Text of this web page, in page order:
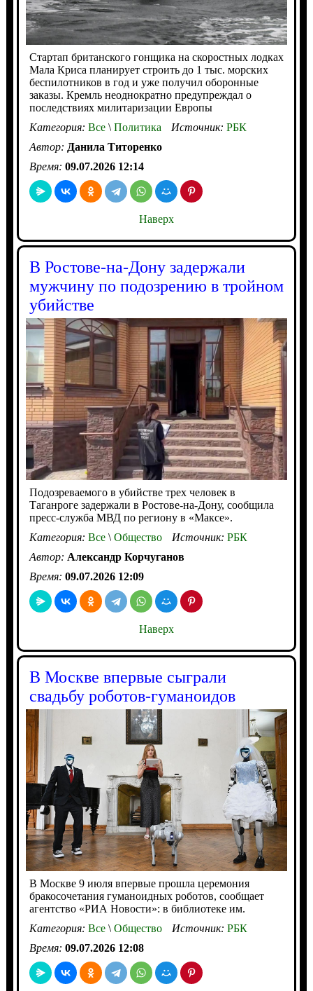
Стартап британского гонщика на скоростных лодках
Мала Криса планирует строить до 1 тыс. морских
беспилотников в год и уже получил оборонные
заказы. Кремль неоднократно предупреждал о
последствиях милитаризации Европы
Категория: Все\Политика Источник: РБК
Автор: Данила Титоренко
Время: 09.07.2026 12:14
Наверх
В Ростове-на-Дону задержали
мужчину по подозрению в тройном
убийстве
Подозреваемого в убийстве трех человек в
Таганроге задержали в Ростове-на-Дону, сообщила
пресс-служба МВД по региону в «Максе».
Категория: Все\Общество Источник: РБК
Автор: Александр Корчуганов
Время: 09.07.2026 12:09
Наверх
В Москве впервые сыграли
свадьбу роботов-гуманоидов
В Москве 9 июля впервые прошла церемония
бракосочетания гуманоидных роботов, сообщает
агентство «РИА Новости»: в библиотеке им.
Категория: Все\Общество Источник: РБК
Время: 09.07.2026 12:08